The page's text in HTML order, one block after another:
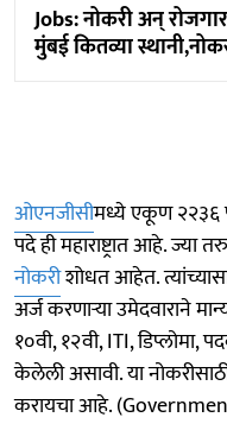
Jobs: नोकरी अन्
मुंबई कितव्या
ओएनजीसीमध्ये एकूण २२३६
पदे ही महाराष्ट्रात आहे.
नोकरीशोधत आहेत.
अर्ज करणाऱ्या उमेदवाराने
१०वी, १२वी, ITI, डिप्लोमा,
केलेली असावी. या
करायचा आहे.